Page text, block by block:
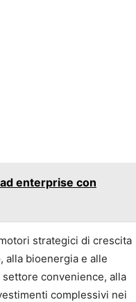
enterprise con
strategici di crescita
alla bioenergia e alle
convenience, alla
complessivi nei